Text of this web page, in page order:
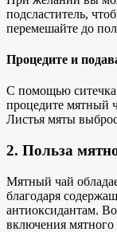
подсластитель,
перемешайте до
Процедите и
С помощью ситечка
процедите мятный
Листья мяты
2. Польза
Мятный чай
благодаря
антиоксидантам.
включения